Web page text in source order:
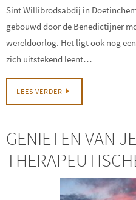
Sint Willibrodsabdij in
gebouwd door de Benedictijner
wereldoorlog. Het ligt ook nog
zich uitstekend leent…
LEES VERDER
GENIETEN VAN